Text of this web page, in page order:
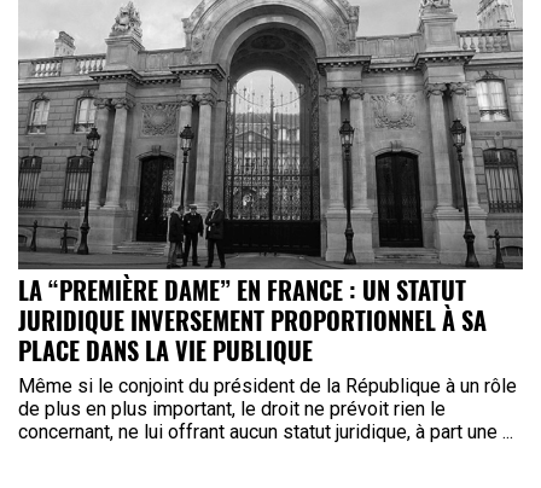
LA “PREMIÈRE DAME” EN FRANCE : UN STATUT
JURIDIQUE INVERSEMENT PROPORTIONNEL À SA
PLACE DANS LA VIE PUBLIQUE
Même si le conjoint du président de la République à un rôle
de plus en plus important, le droit ne prévoit rien le
concernant, ne lui offrant aucun statut juridique, à part une ...